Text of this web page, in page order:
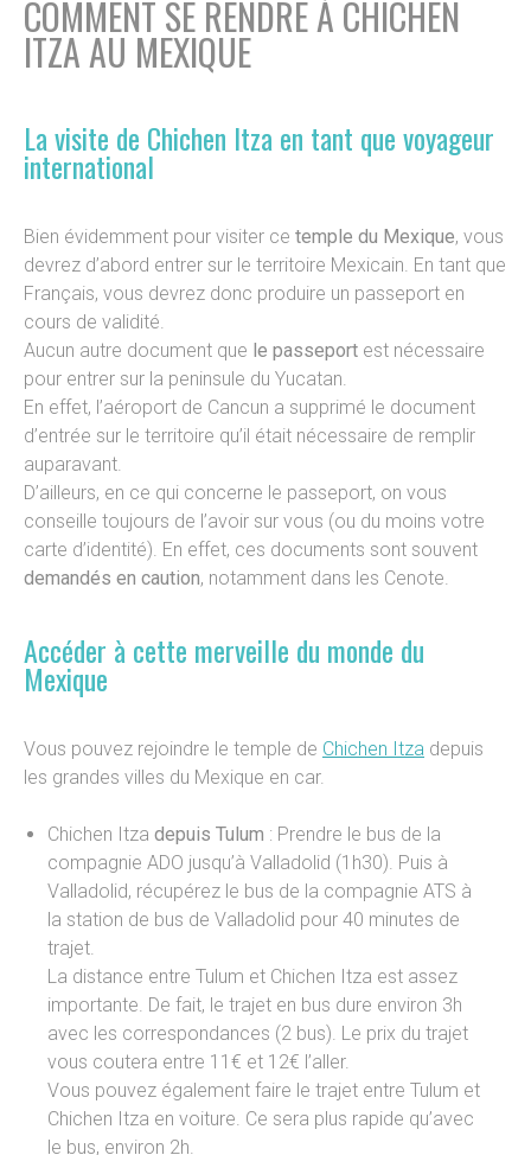
COMMENT SE RENDRE À CHICHEN
ITZA AU MEXIQUE
La visite de Chichen Itza en tant que voyageur
international
Bien évidemment pour visiter ce temple du Mexique, vous
devrez d’abord entrer sur le territoire Mexicain. En tant que
Français, vous devrez donc produire un passeport en
cours de validité.
Aucun autre document que le passeport est nécessaire
pour entrer sur la peninsule du Yucatan.
En effet, l’aéroport de Cancun a supprimé le document
d’entrée sur le territoire qu’il était nécessaire de remplir
auparavant.
D’ailleurs, en ce qui concerne le passeport, on vous
conseille toujours de l’avoir sur vous (ou du moins votre
carte d’identité). En effet, ces documents sont souvent
demandés en caution, notamment dans les Cenote.
Accéder à cette merveille du monde du
Mexique
Vous pouvez rejoindre le temple de Chichen Itza depuis
les grandes villes du Mexique en car.
Chichen Itza depuis Tulum : Prendre le bus de la
compagnie ADO jusqu’à Valladolid (1h30). Puis à
Valladolid, récupérez le bus de la compagnie ATS à
la station de bus de Valladolid pour 40 minutes de
trajet.
La distance entre Tulum et Chichen Itza est assez
importante. De fait, le trajet en bus dure environ 3h
avec les correspondances (2 bus). Le prix du trajet
vous coutera entre 11€ et 12€ l’aller.
Vous pouvez également faire le trajet entre Tulum et
Chichen Itza en voiture. Ce sera plus rapide qu’avec
le bus, environ 2h.